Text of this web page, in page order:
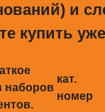
и
купить
наборов
кат.
номер